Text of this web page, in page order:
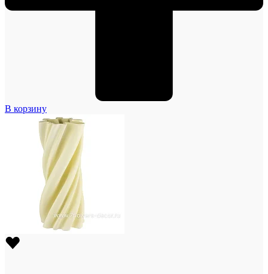
В корзину